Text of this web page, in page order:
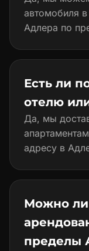
автомобиля
Адлера по
Есть ли
отелю
Да, мы
адресу в
Можно ли
пределы